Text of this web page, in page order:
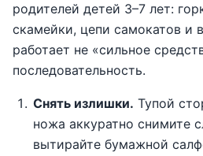
родителей детей 3–7 лет:
скамейки, цепи самокатов и
работает не «сильное
последовательность.
Снять излишки. Тупой
ножа аккуратно снимите
вытирайте бумажной